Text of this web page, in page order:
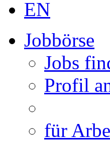
EN
Jobbörse
Jobs
Profil
für